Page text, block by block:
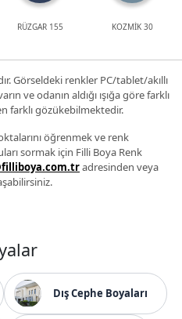
RÜZGAR 155 KOZMİK 30
Görseldeki renkler PC/tablet/akıllı
ve odanın aldığı ışığa göre farklı
farklı gözükebilmektedir.
öğrenmek ve renk
sormak için Filli Boya Renk
adresinden veya
Dış Cephe Boyaları